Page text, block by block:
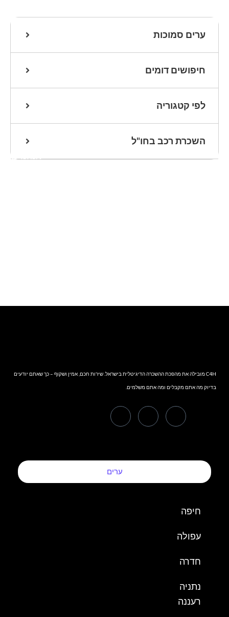
ערים סמוכות
חיפושים דומים
לפי קטגוריה
השכרת רכב בחו"ל
אנחנו כאן
C4H מובילה את מהפכת ההשכרה הדיגיטלית בישראל. שירות חכם, אמין ושקוף – כך שאתם יודעים
בדיוק מה אתם מקבלים ומה אתם משלמים.
ערים
חיפה
עפולה
חדרה
נתניה
רעננה